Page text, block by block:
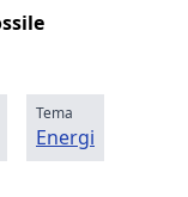
Tema
Energi